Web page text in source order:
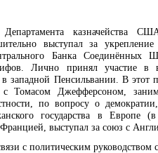
казначейства
выступал за укрепление
Банка Соединённых
Лично принял участие в
западной Пенсильвании. В этот
с Томасом Джефферсоном,
по вопросу о
государства в Европе
выступал за союз с
с политическим руководством